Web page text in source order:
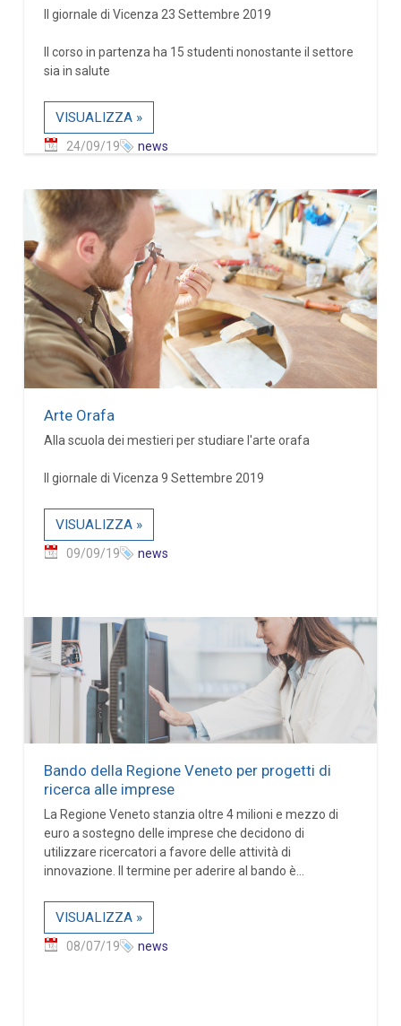
Il giornale di Vicenza 23 Settembre 2019
Il corso in partenza ha 15 studenti nonostante il settore
sia in salute
VISUALIZZA »
24/09/19 news
Arte Orafa
Alla scuola dei mestieri per studiare l'arte orafa
Il giornale di Vicenza 9 Settembre 2019
VISUALIZZA »
09/09/19 news
Bando della Regione Veneto per progetti di
ricerca alle imprese
La Regione Veneto stanzia oltre 4 milioni e mezzo di
euro a sostegno delle imprese che decidono di
utilizzare ricercatori a favore delle attività di
innovazione. Il termine per aderire al bando è...
VISUALIZZA »
08/07/19 news